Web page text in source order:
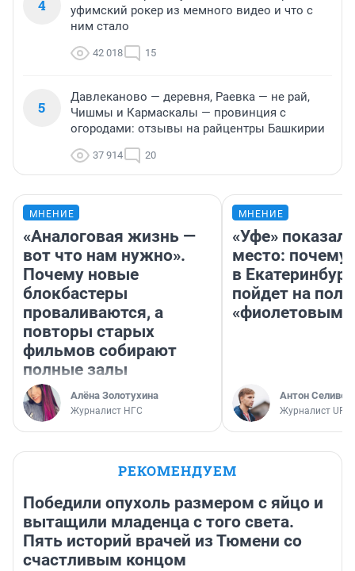
4
уфимский рокер из мемного видео и что с
ним стало
42 018 15
5
Давлеканово — деревня, Раевка — не рай,
Чишмы и Кармаскалы — провинция с
огородами: отзывы на райцентры Башкирии
37 914 20
МНЕНИЕ
«Аналоговая жизнь —
вот что нам нужно».
Почему новые
блокбастеры
проваливаются, а
повторы старых
фильмов собирают
полные залы
Алёна Золотухина
Журналист НГС
МНЕНИЕ
«Уфе»
место: почему
в
пойдет на
«фиолетовым»
Антон
Журналист
РЕКОМЕНДУЕМ
Победили опухоль размером с яйцо и
вытащили младенца с того света.
Пять историй врачей из Тюмени со
счастливым концом